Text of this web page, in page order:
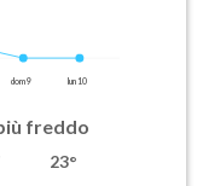
dom 9 lun 10
freddo
23°